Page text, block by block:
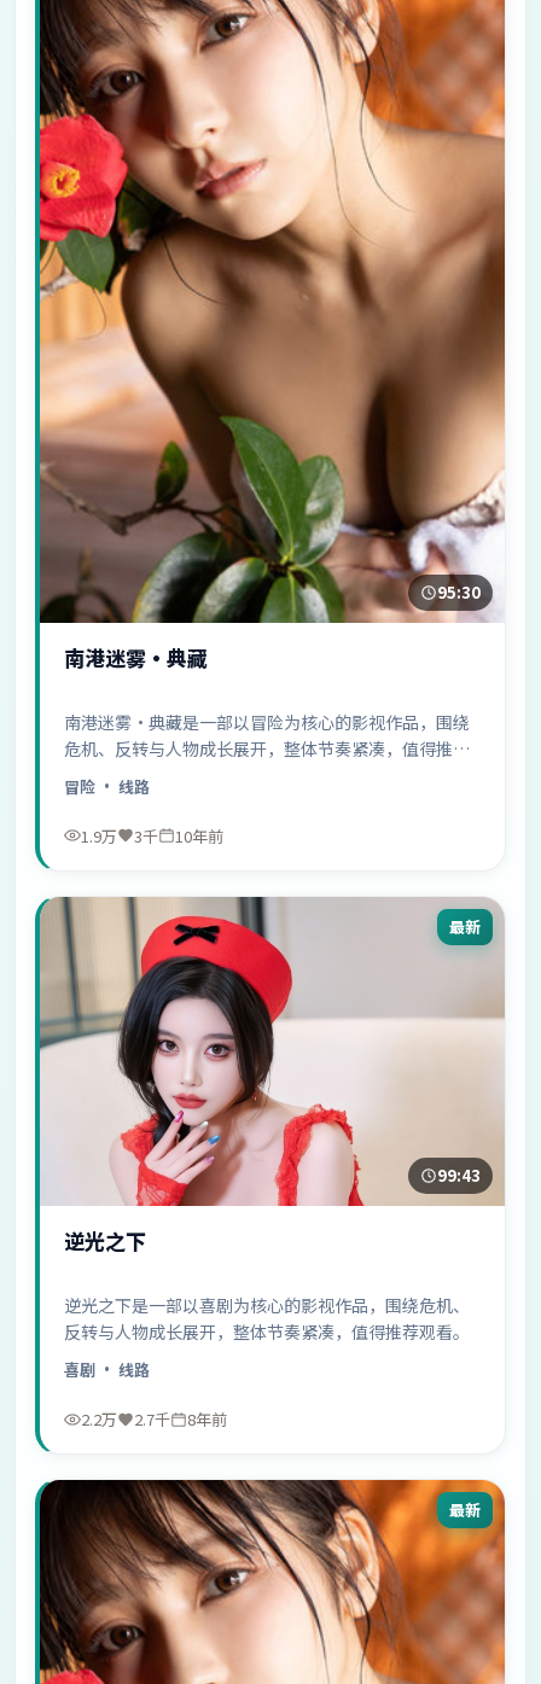
95:30
南港迷雾·典藏
南港迷雾·典藏是一部以冒险为核心的影视作品，围绕
危机、反转与人物成长展开，整体节奏紧凑，值得推荐
观看。
冒险 · 线路
1.9万 3千 10年前
最新
99:43
逆光之下
逆光之下是一部以喜剧为核心的影视作品，围绕危机、
反转与人物成长展开，整体节奏紧凑，值得推荐观看。
喜剧 · 线路
2.2万 2.7千 8年前
最新